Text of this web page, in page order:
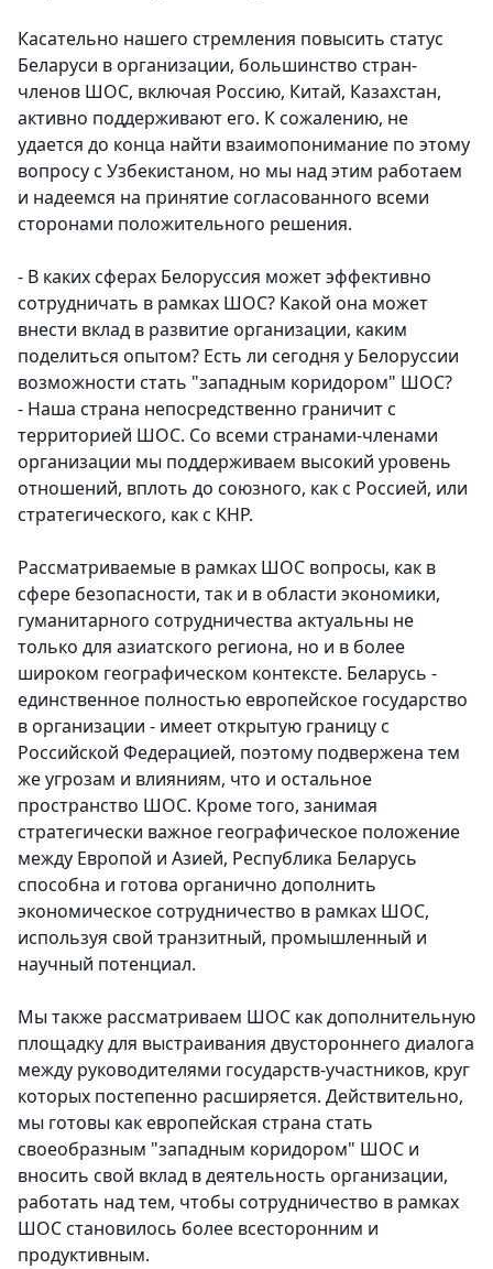
Касательно нашего стремления повысить статус
Беларуси в организации, большинство стран-
членов ШОС, включая Россию, Китай, Казахстан,
активно поддерживают его. К сожалению, не
удается до конца найти взаимопонимание по этому
вопросу с Узбекистаном, но мы над этим работаем
и надеемся на принятие согласованного всеми
сторонами положительного решения.
- В каких сферах Белоруссия может эффективно
сотрудничать в рамках ШОC? Какой она может
внести вклад в развитие организации, каким
поделиться опытом? Есть ли сегодня у Белоруссии
возможности стать "западным коридором" ШОС?
- Наша страна непосредственно граничит с
территорией ШОС. Со всеми странами-членами
организации мы поддерживаем высокий уровень
отношений, вплоть до союзного, как с Россией, или
стратегического, как с КНР.
Рассматриваемые в рамках ШОС вопросы, как в
сфере безопасности, так и в области экономики,
гуманитарного сотрудничества актуальны не
только для азиатского региона, но и в более
широком географическом контексте. Беларусь -
единственное полностью европейское государство
в организации - имеет открытую границу с
Российской Федерацией, поэтому подвержена тем
же угрозам и влияниям, что и остальное
пространство ШОС. Кроме того, занимая
стратегически важное географическое положение
между Европой и Азией, Республика Беларусь
способна и готова органично дополнить
экономическое сотрудничество в рамках ШОС,
используя свой транзитный, промышленный и
научный потенциал.
Мы также рассматриваем ШОС как дополнительную
площадку для выстраивания двустороннего диалога
между руководителями государств-участников, круг
которых постепенно расширяется. Действительно,
мы готовы как европейская страна стать
своеобразным "западным коридором" ШОС и
вносить свой вклад в деятельность организации,
работать над тем, чтобы сотрудничество в рамках
ШОС становилось более всесторонним и
продуктивным.